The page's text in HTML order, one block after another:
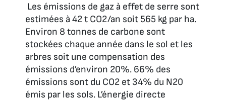
Les émissions de gaz à effet de serre sont
estimées à 42 t CO2/an soit 565 kg par ha.
Environ 8 tonnes de carbone sont
stockées chaque année dans le sol et les
arbres soit une compensation des
émissions d’environ 20%. 66% des
émissions sont du CO2 et 34% du N20
émis par les sols. L’énergie directe